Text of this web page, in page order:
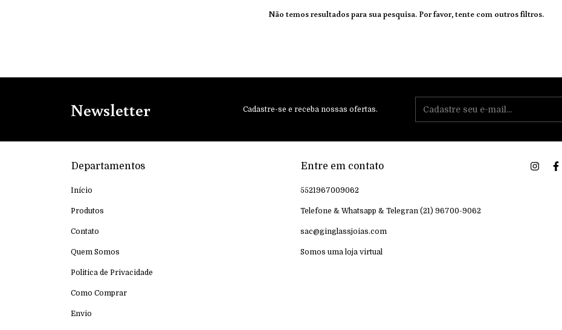
Não temos resultados para sua pesquisa. Por favor, tente com outros filtros.
Newsletter Cadastre-se e receba nossas ofertas.
Departamentos
Início
Produtos
Contato
Quem Somos
Politica de Privacidade
Como Comprar
Envio
Entre em contato
5521967009062
Telefone & Whatsapp & Telegran (21) 96700-9062
sac@ginglassjoias.com
Somos uma loja virtual